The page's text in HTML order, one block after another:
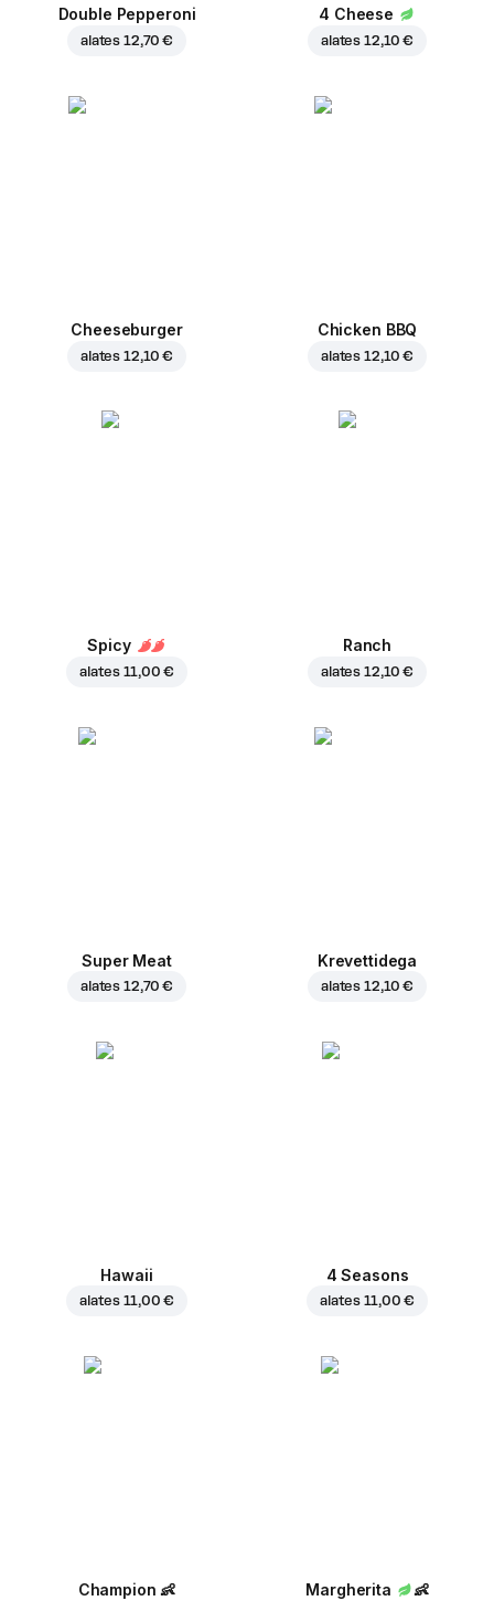
Double Pepperoni
alates 12,70 €
4 Cheese
alates 12,10 €
Cheeseburger
alates 12,10 €
Chicken BBQ
alates 12,10 €
Spicy
alates 11,00 €
Ranch
alates 12,10 €
Super Meat
alates 12,70 €
Krevettidega
alates 12,10 €
Hawaii
alates 11,00 €
4 Seasons
alates 11,00 €
Champion 👶 Margherita 👶